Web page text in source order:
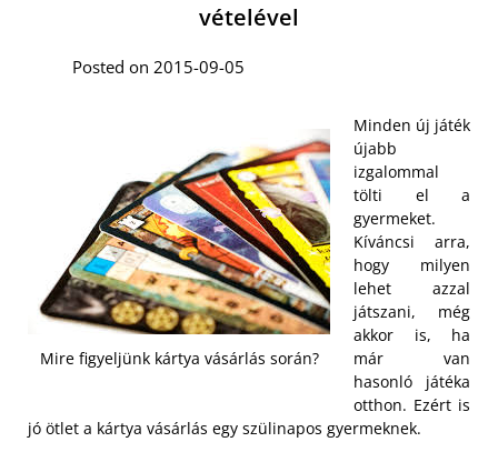
vételével
Posted on 2015-09-05
Mire figyeljünk kártya vásárlás során?
Minden új játék
újabb
izgalommal
tölti el a
gyermeket.
Kíváncsi arra,
hogy milyen
lehet azzal
játszani, még
akkor is, ha
már van
hasonló játéka
otthon. Ezért is
jó ötlet a kártya vásárlás egy szülinapos gyermeknek.